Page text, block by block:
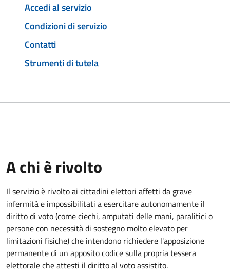
Accedi al servizio
Condizioni di servizio
Contatti
Strumenti di tutela
A chi è rivolto
Il servizio è rivolto ai cittadini elettori affetti da grave
infermità e impossibilitati a esercitare autonomamente il
diritto di voto (come ciechi, amputati delle mani, paralitici o
persone con necessità di sostegno molto elevato per
limitazioni fisiche) che intendono richiedere l'apposizione
permanente di un apposito codice sulla propria tessera
elettorale che attesti il diritto al voto assistito.